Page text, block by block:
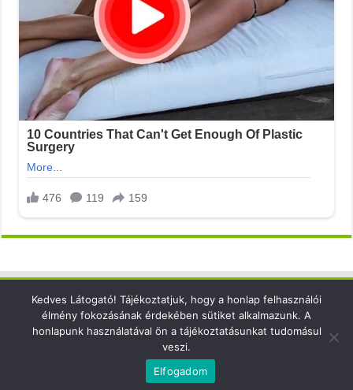
Elérhetőség
Kedves Látogató! Tájékoztatjuk, hogy a honlap felhasználói
élmény fokozásának érdekében sütiket alkalmazunk. A
honlapunk használatával ön a tájékoztatásunkat tudomásul
veszi.
Elfogadom